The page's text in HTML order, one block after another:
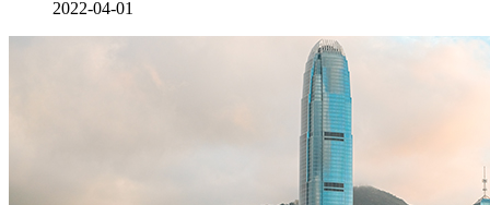
2022-04-01